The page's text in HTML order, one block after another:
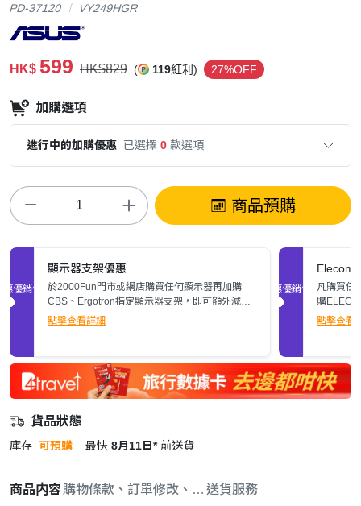
PD-37120 VY249HGR
HK$ 599 HK$829 ( 119紅利) 27%OFF
加購選項
進行中的加購優惠 已選擇 0 款選項
商品預購
促銷優惠
顯示器支架優惠
於2000Fun門市或網店購買任何顯示器再加購
CBS、Ergotron指定顯示器支架，即可額外減多
$200。立即了解詳情>>
點擊查看詳細
促銷優惠
Elecom
凡購買任
購
張)。
點擊查看
貨品狀態
庫存 可預購 最快 8月11日* 前送貨
商品内容購物條款、訂單修改、取消與退款政策
送貨服務